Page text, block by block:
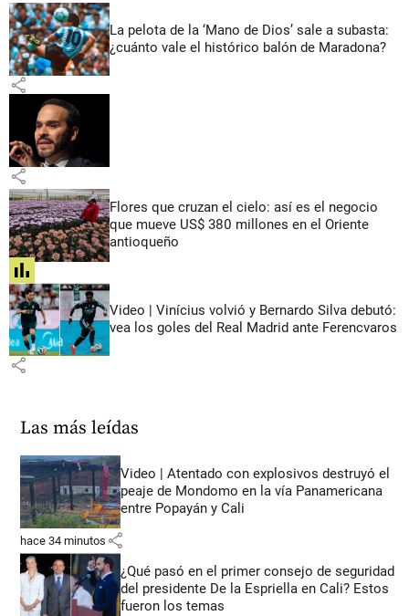
La pelota de la ‘Mano de Dios’ sale a subasta:
¿cuánto vale el histórico balón de Maradona?
share
share
Flores que cruzan el cielo: así es el negocio
que mueve US$ 380 millones en el Oriente
antioqueño
share
Video | Vinícius volvió y Bernardo Silva debutó:
vea los goles del Real Madrid ante Ferencvaros
share
Las más leídas
Video | Atentado con explosivos destruyó el
peaje de Mondomo en la vía Panamericana
entre Popayán y Cali
hace 34 minutos share
¿Qué pasó en el primer consejo de seguridad
del presidente De la Espriella en Cali? Estos
fueron los temas